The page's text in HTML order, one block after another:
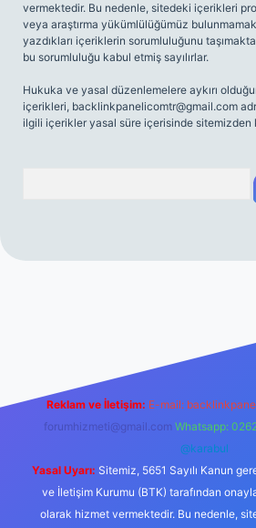
vermektedir. Bu nedenle, sitedeki içerikleri
veya araştırma yükümlülüğümüz
yazdıkları içeriklerin sorumluluğunu
bu sorumluluğu kabul etmiş sayılırlar.
Hukuka ve yasal düzenlemelere aykırı
içerikleri, backlinkpanelicomtr@gmail.com
ilgili içerikler yasal süre içerisinde sitemizden
Reklam ve İletişim: E-mail:
forumhizmeti@gmail.com Whatsapp:
@karabul
Yasal Uyarı: Sitemiz, 5651 Sayılı Kanun
ve İletişim Kurumu (BTK) tarafından
olarak hizmet vermektedir. Bu nedenle,